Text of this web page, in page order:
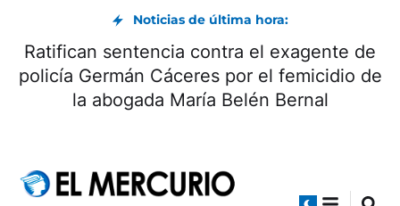
Noticias de última hora:
Ratifican sentencia contra el exagente de
policía Germán Cáceres por el femicidio de
la abogada María Belén Bernal